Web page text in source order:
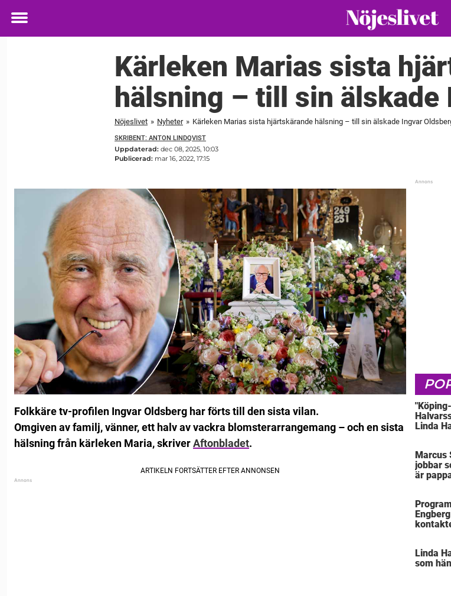
Toggle
Kärleken Marias sista
hälsning – till sin älskade
Nöjeslivet » Nyheter » Kärleken Marias sista hjärtskärande hälsning – till sin älskade Ingvar
SKRIBENT: ANTON LINDQVIST
Uppdaterad: dec 08, 2025, 10:03
Publicerad: mar 16, 2022, 17:15
Folkkäre tv-profilen Ingvar Oldsberg har förts till den sista vilan.
Omgiven av familj, vänner, ett halv av vackra blomsterarrangemang – och en sista
hälsning från kärleken Maria, skriverAftonbladet.
Linda
Marcus
jobbar
är
Linda
som